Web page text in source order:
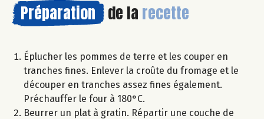
Préparation de la recette
Éplucher les pommes de terre et les couper en
tranches fines. Enlever la croûte du fromage et le
découper en tranches assez fines également.
Préchauffer le four à 180°C.
Beurrer un plat à gratin. Répartir une couche de